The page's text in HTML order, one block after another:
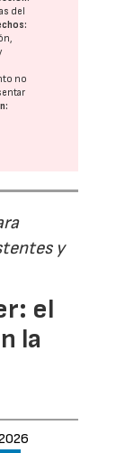
del
no
y
el
la